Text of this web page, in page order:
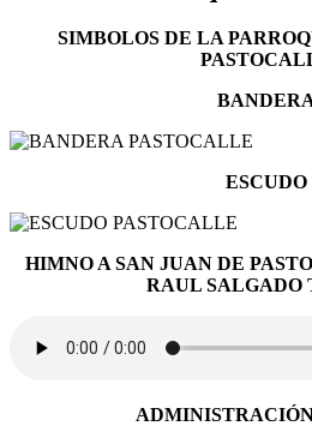
SIMBOLOS DE LA
ESCUDO
HIMNO A SAN JUAN DE
RAUL SALGADO
ADMINISTRACIÓN